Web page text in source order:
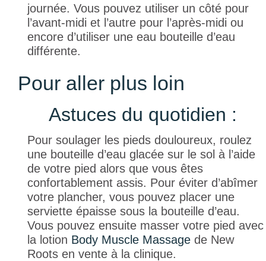
journée. Vous pouvez utiliser un côté pour
l’avant-midi et l’autre pour l’après-midi ou
encore d’utiliser une eau bouteille d’eau
différente.
Pour aller plus loin
Astuces du quotidien :
Pour soulager les pieds douloureux, roulez
une bouteille d’eau glacée sur le sol à l’aide
de votre pied alors que vous êtes
confortablement assis. Pour éviter d’abîmer
votre plancher, vous pouvez placer une
serviette épaisse sous la bouteille d’eau.
Vous pouvez ensuite masser votre pied avec
la lotion Body Muscle Massage de New
Roots en vente à la clinique.